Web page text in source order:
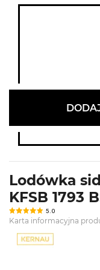
Lodówka
KFSB 1793
5.0
Karta informacyjna